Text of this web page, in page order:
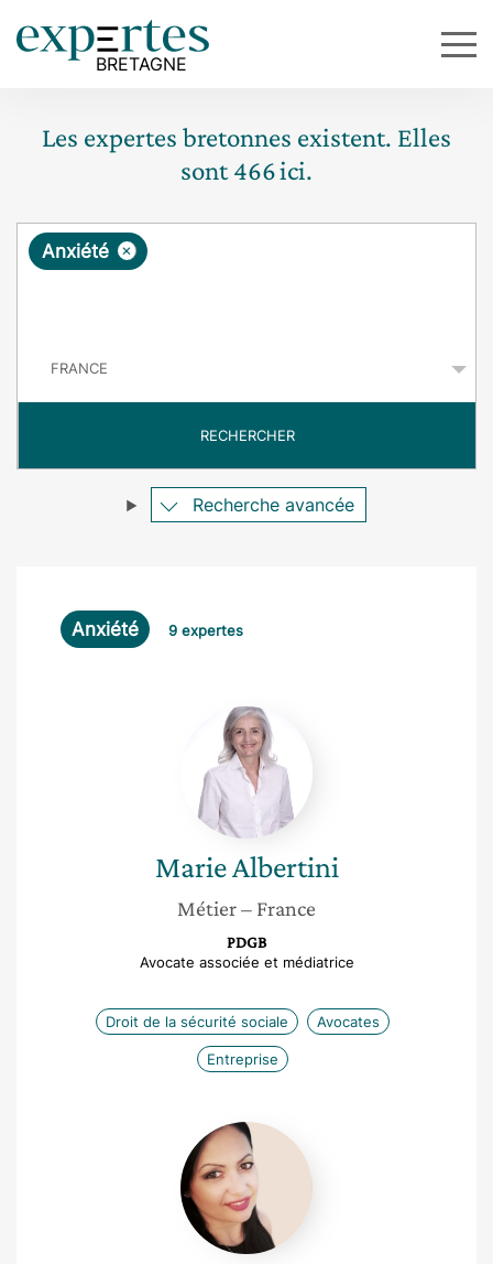
Les expertes bretonnes existent. Elles
sont466ici.
R
ê
e
×
Anxiété
RECHERCHER
Recherche avancée
Anxiété 9 expertes
Marie
Albertini
MarieAlbertini
Métier– France
PDGB
Avocate associée et médiatrice
Droit de la sécurité sociale Avocates
Entreprise
Amelie
Duprez